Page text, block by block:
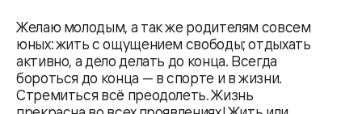
Желаю молодым, а так же родителям совсем
юных: жить с ощущением свободы; отдыхать
активно, а дело делать до конца. Всегда
бороться до конца — в спорте и в жизни.
Стремиться всё преодолеть. Жизнь